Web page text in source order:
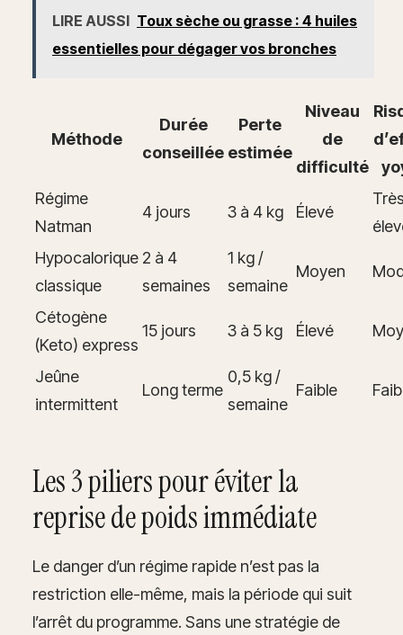
LIRE AUSSI Toux sèche ou grasse : 4 huiles
essentielles pour dégager vos bronches
Méthode
Durée
conseillée
Perte
estimée
Niveau
de
difficulté
Régime
Natman
4 jours 3 à 4 kg Élevé
Hypocalorique
classique
2 à 4
semaines
1 kg /
semaine
Moyen
Cétogène
(Keto) express
15 jours 3 à 5 kg Élevé
Jeûne
intermittent
Long terme
0,5 kg /
semaine
Faible
Les 3 piliers pour éviter la
reprise de poids immédiate
Le danger d’un régime rapide n’est pas la
restriction elle-même, mais la période qui suit
l’arrêt du programme. Sans une stratégie de